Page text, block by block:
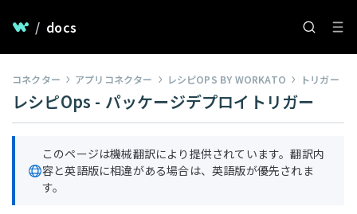
/ docs
コネクター アプリコネクター レシピOPS BY WORKATO トリガー
レシピOps - パッケージデプロイトリガー
このページは機械翻訳により提供されています。翻訳内
容と英語版に相違がある場合は、英語版が優先されま
す。